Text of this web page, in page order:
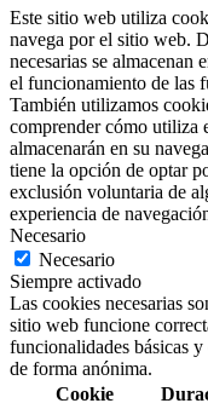
Este sitio web utiliza
navega por el sitio web.
necesarias se almacenan
el funcionamiento de las
También utilizamos
comprender cómo utiliza
almacenarán en su
tiene la opción de optar
exclusión voluntaria de
experiencia de
Necesario
Necesario
Siempre activado
Las cookies necesarias
sitio web funcione
funcionalidades básicas
de forma anónima.
Cookie